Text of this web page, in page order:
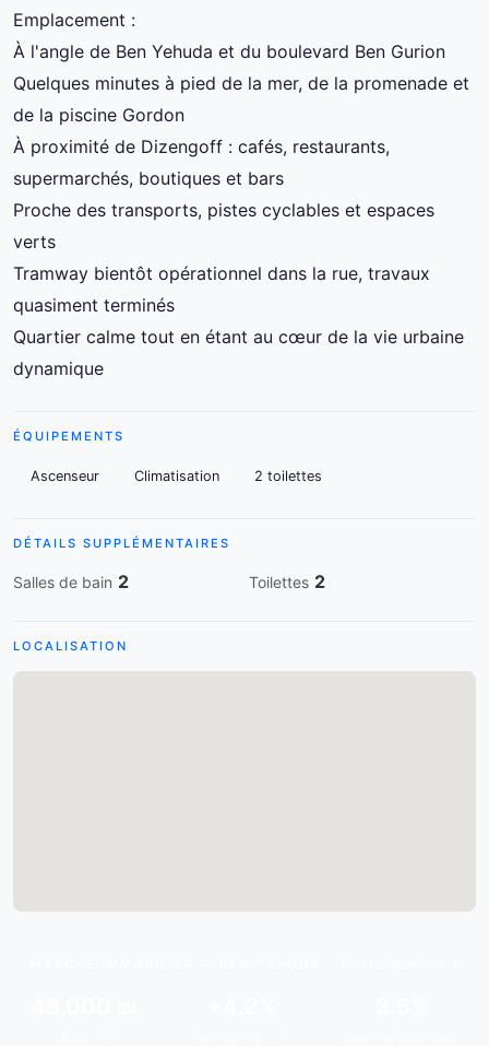
Emplacement :
À l'angle de Ben Yehuda et du boulevard Ben Gurion
Quelques minutes à pied de la mer, de la promenade et
de la piscine Gordon
À proximité de Dizengoff : cafés, restaurants,
supermarchés, boutiques et bars
Proche des transports, pistes cyclables et espaces
verts
Tramway bientôt opérationnel dans la rue, travaux
quasiment terminés
Quartier calme tout en étant au cœur de la vie urbaine
dynamique
ÉQUIPEMENTS
Ascenseur Climatisation 2 toilettes
DÉTAILS SUPPLÉMENTAIRES
Salles de bain 2 Toilettes 2
LOCALISATION